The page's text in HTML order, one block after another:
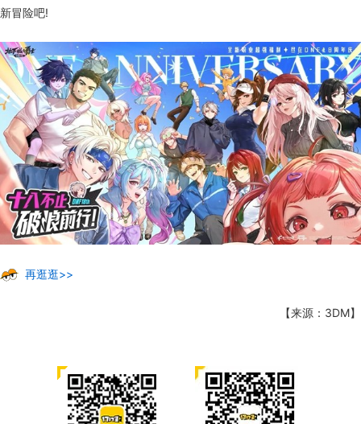
新冒险吧!
再逛逛>>
【来源：3DM】